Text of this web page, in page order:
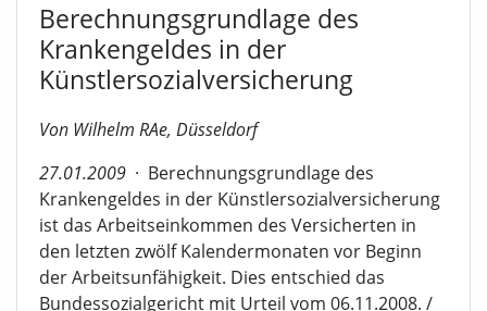
Berechnungsgrundlage des
Krankengeldes in der
Künstlersozialversicherung
Von Wilhelm RAe, Düsseldorf
27.01.2009 · Berechnungsgrundlage des
Krankengeldes in der Künstlersozialversicherung
ist das Arbeitseinkommen des Versicherten in
den letzten zwölf Kalendermonaten vor Beginn
der Arbeitsunfähigkeit. Dies entschied das
Bundessozialgericht mit Urteil vom 06.11.2008. /